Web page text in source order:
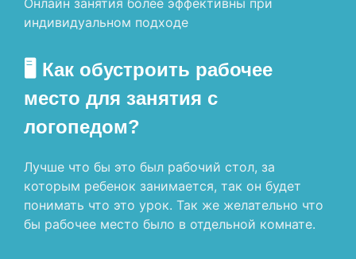
индивидуальном подходе
🖥 Как обустроить рабочее
место для занятия с
логопедом?
Лучше что бы это был рабочий стол, за
которым ребенок занимается, так он будет
понимать что это урок. Так же желательно что
бы рабочее место было в отдельной комнате.